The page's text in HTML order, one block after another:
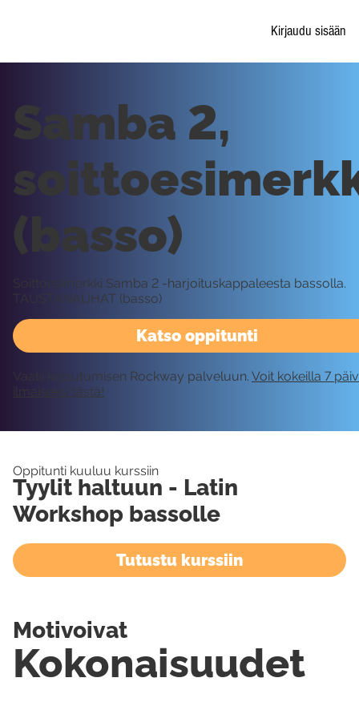
Kirjaudu sisään
Katso oppitunti
Samba 2,
(basso)
Soittoesimerkki Samba 2 -harjoituskappaleesta bassolla.
TAUSTANAUHAT (basso)
Vaatii kirjautumisen Rockway palveluun. Voit kokeilla 7
ilmaiseksi tästä!
Oppitunti kuuluu kurssiin
Tyylit haltuun - Latin
Workshop bassolle
Tutustu kurssiin
Kokonaisuudet
Motivoivat